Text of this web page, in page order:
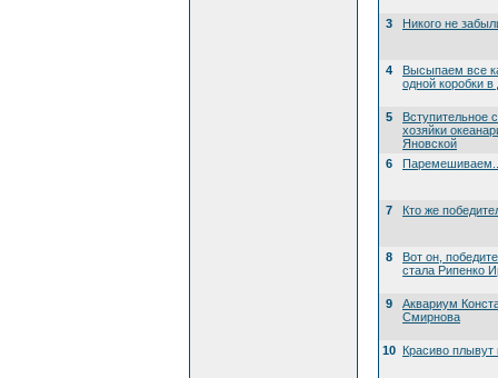
3 Никого не
4
Высыпаем все
одной коробки в
5
Вступительное
хозяйки
Яновской
6
7 Кто же
8
Вот он,
стала Рипенко
9
Аквариум
Смирнова
10 Красиво плывут